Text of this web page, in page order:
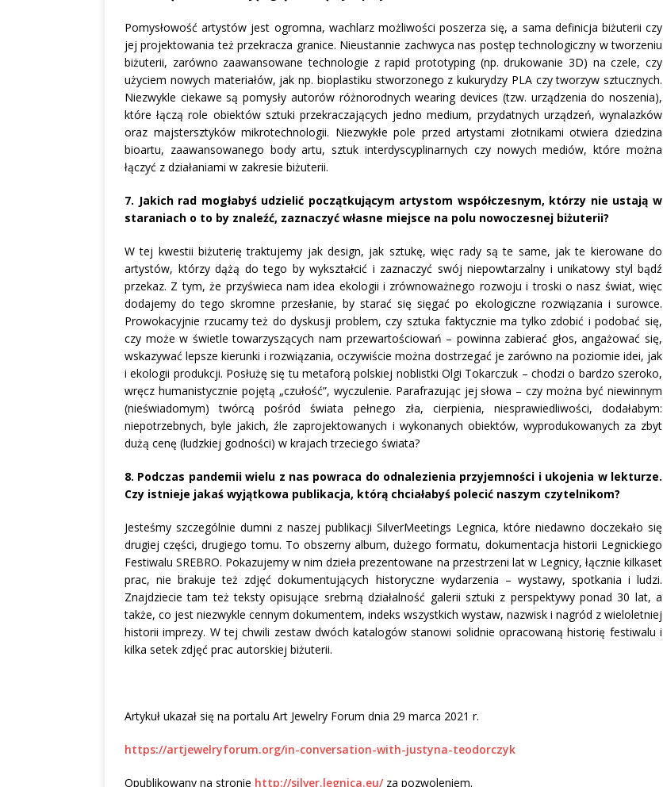
Pomysłowość artystów jest ogromna, wachlarz możliwości poszerza się, a sama definicja biżuterii czy
jej projektowania też przekracza granice. Nieustannie zachwyca nas postęp technologiczny w tworzeniu
biżuterii, zarówno zaawansowane technologie z rapid prototyping (np. drukowanie 3D) na czele, czy
użyciem nowych materiałów, jak np. bioplastiku stworzonego z kukurydzy PLA czy tworzyw sztucznych.
Niezwykle ciekawe są pomysły autorów różnorodnych wearing devices (tzw. urządzenia do noszenia),
które łączą role obiektów sztuki przekraczających jedno medium, przydatnych urządzeń, wynalazków
oraz majstersztyków mikrotechnologii. Niezwykłe pole przed artystami złotnikami otwiera dziedzina
bioartu, zaawansowanego body artu, sztuk interdyscyplinarnych czy nowych mediów, które można
łączyć z działaniami w zakresie biżuterii.
7. Jakich rad mogłabyś udzielić początkującym artystom współczesnym, którzy nie ustają w
staraniach o to by znaleźć, zaznaczyć własne miejsce na polu nowoczesnej biżuterii?
W tej kwestii biżuterię traktujemy jak design, jak sztukę, więc rady są te same, jak te kierowane do
artystów, którzy dążą do tego by wykształcić i zaznaczyć swój niepowtarzalny i unikatowy styl bądź
przekaz. Z tym, że przyświeca nam idea ekologii i zrównoważnego rozwoju i troski o nasz świat, więc
dodajemy do tego skromne przesłanie, by starać się sięgać po ekologiczne rozwiązania i surowce.
Prowokacyjnie rzucamy też do dyskusji problem, czy sztuka faktycznie ma tylko zdobić i podobać się,
czy może w świetle towarzyszących nam przewartościowań – powinna zabierać głos, angażować się,
wskazywać lepsze kierunki i rozwiązania, oczywiście można dostrzegać je zarówno na poziomie idei, jak
i ekologii produkcji. Posłużę się tu metaforą polskiej noblistki Olgi Tokarczuk – chodzi o bardzo szeroko,
wręcz humanistycznie pojętą „czułość”, wyczulenie. Parafrazując jej słowa – czy można być niewinnym
(nieświadomym) twórcą pośród świata pełnego zła, cierpienia, niesprawiedliwości, dodałabym:
niepotrzebnych, byle jakich, źle zaprojektowanych i wykonanych obiektów, wyprodukowanych za zbyt
dużą cenę (ludzkiej godności) w krajach trzeciego świata?
8. Podczas pandemii wielu z nas powraca do odnalezienia przyjemności i ukojenia w lekturze.
Czy istnieje jakaś wyjątkowa publikacja, którą chciałabyś polecić naszym czytelnikom?
Jesteśmy szczególnie dumni z naszej publikacji SilverMeetings Legnica, które niedawno doczekało się
drugiej części, drugiego tomu. To obszerny album, dużego formatu, dokumentacja historii Legnickiego
Festiwalu SREBRO. Pokazujemy w nim dzieła prezentowane na przestrzeni lat w Legnicy, łącznie kilkaset
prac, nie brakuje też zdjęć dokumentujących historyczne wydarzenia – wystawy, spotkania i ludzi.
Znajdziecie tam też teksty opisujące srebrną działalność galerii sztuki z perspektywy ponad 30 lat, a
także, co jest niezwykle cennym dokumentem, indeks wszystkich wystaw, nazwisk i nagród z wieloletniej
historii imprezy. W tej chwili zestaw dwóch katalogów stanowi solidnie opracowaną historię festiwalu i
kilka setek zdjęć prac autorskiej biżuterii.
Artykuł ukazał się na portalu Art Jewelry Forum dnia 29 marca 2021 r.
https://artjewelryforum.org/in-conversation-with-justyna-teodorczyk
Opublikowany na stronie http://silver.legnica.eu/za pozwoleniem.